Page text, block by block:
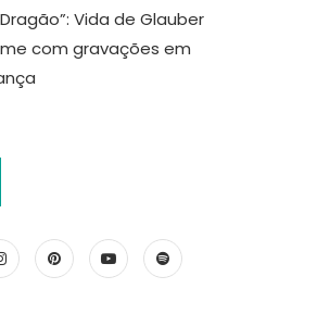
Vida de Glauber
com gravações em